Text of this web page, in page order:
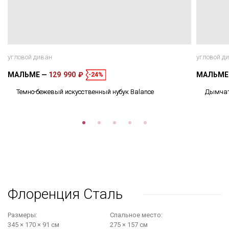
угловой диван
МАЛЬМЕ 129 990 ₽ -24%
Темно-бежевый искусственный нубук Balance
угловой
Флоренция Сталь
Размеры:
345 × 170 × 91 см
Cпальное место:
275 × 157 см